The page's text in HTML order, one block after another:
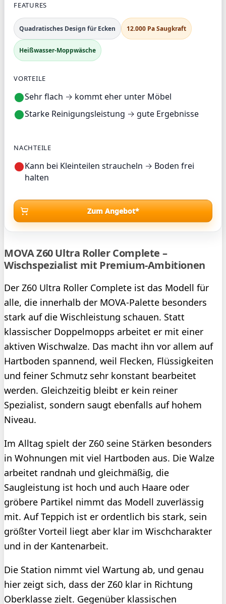
FEATURES
Quadratisches Design für Ecken 12.000 Pa Saugkraft
Heißwasser-Moppwäsche
VORTEILE
Sehr flach → kommt eher unter Möbel
Starke Reinigungsleistung → gute Ergebnisse
NACHTEILE
Kann bei Kleinteilen straucheln → Boden frei
halten
Zum Angebot*
MOVA Z60 Ultra Roller Complete –
Wischspezialist mit Premium-Ambitionen
Der Z60 Ultra Roller Complete ist das Modell für
alle, die innerhalb der MOVA-Palette besonders
stark auf die Wischleistung schauen. Statt
klassischer Doppelmopps arbeitet er mit einer
aktiven Wischwalze. Das macht ihn vor allem auf
Hartboden spannend, weil Flecken, Flüssigkeiten
und feiner Schmutz sehr konstant bearbeitet
werden. Gleichzeitig bleibt er kein reiner
Spezialist, sondern saugt ebenfalls auf hohem
Niveau.
Im Alltag spielt der Z60 seine Stärken besonders
in Wohnungen mit viel Hartboden aus. Die Walze
arbeitet randnah und gleichmäßig, die
Saugleistung ist hoch und auch Haare oder
gröbere Partikel nimmt das Modell zuverlässig
mit. Auf Teppich ist er ordentlich bis stark, sein
größter Vorteil liegt aber klar im Wischcharakter
und in der Kantenarbeit.
Die Station nimmt viel Wartung ab, und genau
hier zeigt sich, dass der Z60 klar in Richtung
Oberklasse zielt. Gegenüber klassischen